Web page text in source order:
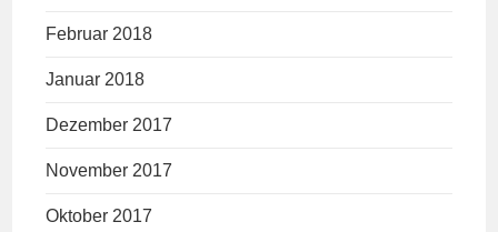
Februar 2018
Januar 2018
Dezember 2017
November 2017
Oktober 2017